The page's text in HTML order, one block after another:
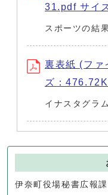
31.pdf サイ
スポーツの結
裏表紙 (ファ
ズ：
イナスタグラム
伊奈町役場秘書広報